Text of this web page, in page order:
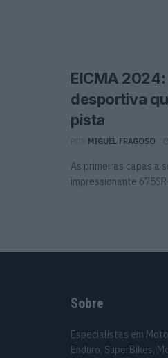
EICMA 2024:
desportiva
pista
MIGUEL FRAGOSO
As primeiras capas a
impressionante
Sobre
Especialistas em
Enduro, SuperBikes,